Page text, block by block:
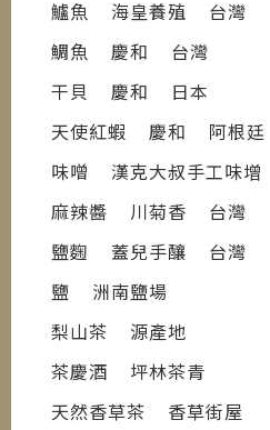
鱸魚 海皇養殖 台灣
鯛魚 慶和 台灣
干貝 慶和 日本
天使紅蝦 慶和 阿根廷
味噌 漢克大叔手工味
麻辣醬 川菊香 台灣
鹽麴 蓋兒手釀 台灣
鹽 洲南鹽場
梨山茶 源產地
茶慶酒 坪林茶青
天然香草茶 香草街屋